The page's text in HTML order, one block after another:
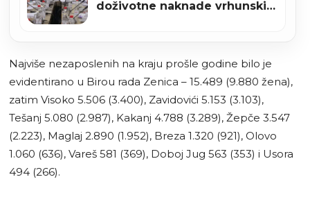
doživotne naknade vrhunskim
Najviše nezaposlenih na kraju prošle godine bilo je
evidentirano u Birou rada Zenica – 15.489 (9.880 žena),
zatim Visoko 5.506 (3.400), Zavidovići 5.153 (3.103),
Tešanj 5.080 (2.987), Kakanj 4.788 (3.289), Žepče 3.547
(2.223), Maglaj 2.890 (1.952), Breza 1.320 (921), Olovo
1.060 (636), Vareš 581 (369), Doboj Jug 563 (353) i Usora
494 (266).